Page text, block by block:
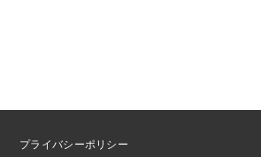
プライバシーポリシー